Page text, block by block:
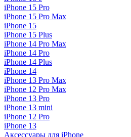
iPhone 15 Pro
iPhone 15 Pro Max
iPhone 15
iPhone 15 Plus
iPhone 14 Pro Max
iPhone 14 Pro
iPhone 14 Plus
iPhone 14
iPhone 13 Pro Max
iPhone 12 Pro Max
iPhone 13 Pro
iPhone 13 mini
iPhone 12 Pro
iPhone 13
Аксессуары для iPhone